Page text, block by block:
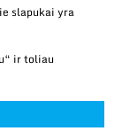
Fizinių ir
ir saugomi
slapukai yra
ir toliau